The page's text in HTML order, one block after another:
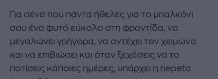
Για σένα που πάντα ήθελες για το μπαλκόνι
σου ένα φυτό εύκολο στη φροντίδα, να
μεγαλώνει γρήγορα, να αντέχει τον χειμώνα
και να επιβιώσει και όταν ξεχάσεις να το
ποτίσεις κάποιες ημέρες, υπάρχει η nepeta